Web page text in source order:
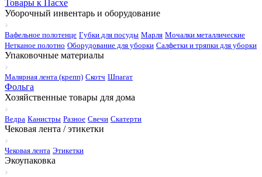
Товары к Пасхе
Уборочный инвентарь и оборудование
Вафельное полотенце Губки для посуды Марля Мочалки металлические
Нетканое полотно Оборудование для уборки Салфетки и тряпки для уборки
Упаковочные материалы
Малярная лента (крепп) Скотч Шпагат
Фольга
Хозяйственные товары для дома
Ведра Канистры Разное Свечи Скатерти
Чековая лента / этикетки
Чековая лента Этикетки
Экоупаковка